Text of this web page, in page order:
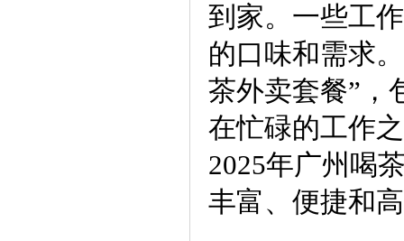
到家。一些工
的口味和需求
茶外卖套餐”，
在忙碌的工作
2025年广州喝
丰富、便捷和